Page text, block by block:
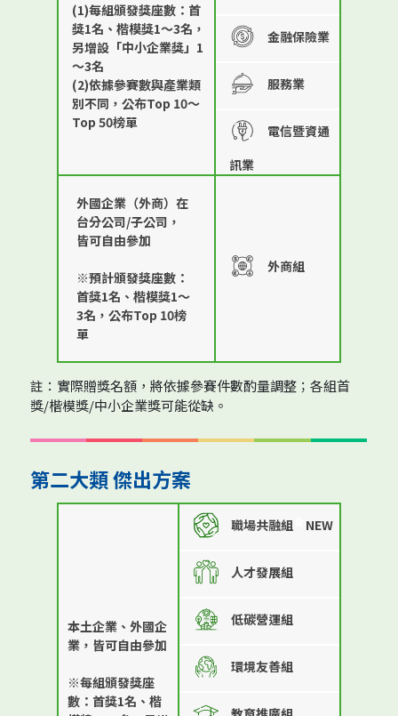
(1)每組頒發獎座數：首
獎1名、楷模獎1～3名，
另增設「中小企業獎」1
～3名
(2)依據參賽數與產業類
別不同，公布Top 10～
Top 50榜單
金融保險業
服務業
電信暨資通
訊業
外國企業（外商）在
台分公司/子公司，
皆可自由參加
※預計頒發獎座數：
首獎1名、楷模獎1～
3名，公布Top 10榜
單
外商組
註：實際贈獎名額，將依據參賽件數酌量調整；各組首
獎/楷模獎/中小企業獎可能從缺。
第二大類 傑出方案
本土企業、外國企
業，皆可自由參加
※每組頒發獎座
數：首獎1名、楷
職場共融組 NEW
人才發展組
低碳營運組
環境友善組